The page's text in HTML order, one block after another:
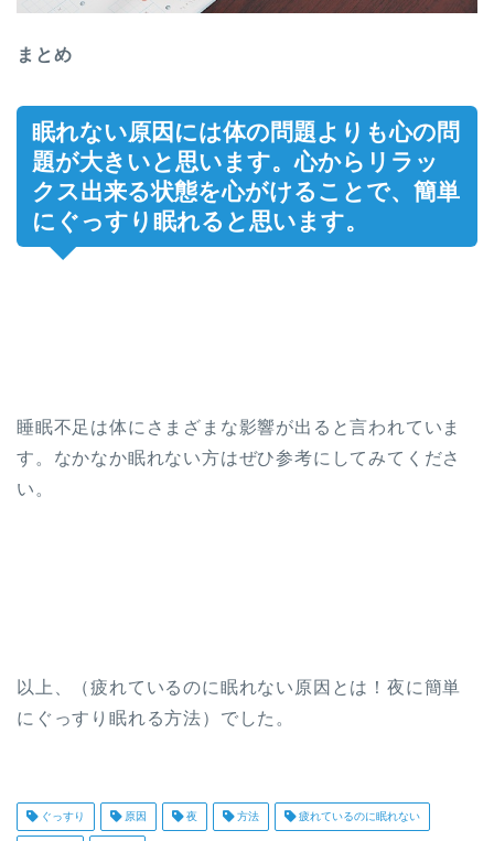
まとめ
眠れない原因には体の問題よりも心の問
題が大きいと思います。心からリラッ
クス出来る状態を心がけることで、簡単
にぐっすり眠れると思います。
睡眠不足は体にさまざまな影響が出ると言われていま
す。なかなか眠れない方はぜひ参考にしてみてくださ
い。
以上、（疲れているのに眠れない原因とは！夜に簡単
にぐっすり眠れる方法）でした。
ぐっすり 原因 夜 方法 疲れているのに眠れない